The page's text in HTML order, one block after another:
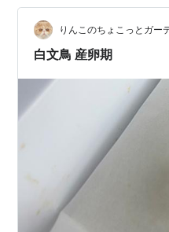
色に染まったカゴの中を
た人のように淋しくなっ
主は思う。 確かに餌を食
りんこのちょこっとガー
白文鳥 産卵期